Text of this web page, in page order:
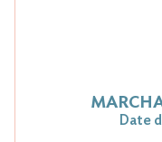
Date